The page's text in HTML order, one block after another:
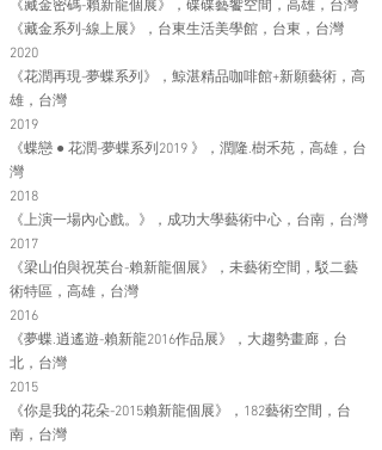
《藏金密碼-賴新龍個展》，碟碟藝饗空間，高雄，台灣
《藏金系列-線上展》，台東生活美學館，台東，台灣
2020
《花潤再現-夢蝶系列》，鯨湛精品咖啡館+新願藝術，高
雄，台灣
2019
《蝶戀 ● 花潤-夢蝶系列2019 》，潤隆.樹禾苑，高雄，台
灣
2018
《上演一場內心戲。》，成功大學藝術中心，台南，台灣
2017
《梁山伯與祝英台-賴新龍個展》，未藝術空間，駁二藝
術特區，高雄，台灣
2016
《夢蝶.逍遙遊-賴新龍2016作品展》，大趨勢畫廊，台
北，台灣
2015
《你是我的花朵-2015賴新龍個展》，182藝術空間，台
南，台灣